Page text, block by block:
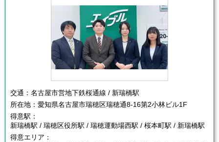
交通： 名古屋市営地下鉄桜通線 / 新瑞橋駅
所在地： 愛知県名古屋市瑞穂区瑞穂通8-16第2小林ビル1F
得意駅：
新瑞橋駅 / 瑞穂区役所駅 / 瑞穂運動場西駅 / 桜本町駅 / 新瑞橋駅
得意エリア：